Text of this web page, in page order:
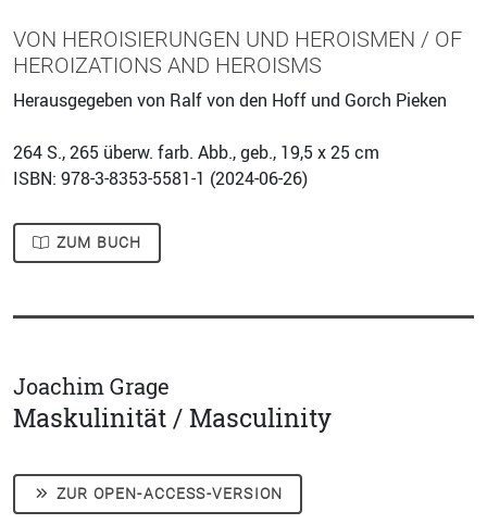
VON HEROISIERUNGEN UND HEROISMEN / OF
HEROIZATIONS AND HEROISMS
Herausgegeben von Ralf von den Hoff und Gorch Pieken
264 S., 265 überw. farb. Abb., geb., 19,5 x 25 cm
ISBN: 978-3-8353-5581-1 (2024-06-26)
ZUM BUCH
Joachim Grage
Maskulinität / Masculinity
ZUR OPEN-ACCESS-VERSION